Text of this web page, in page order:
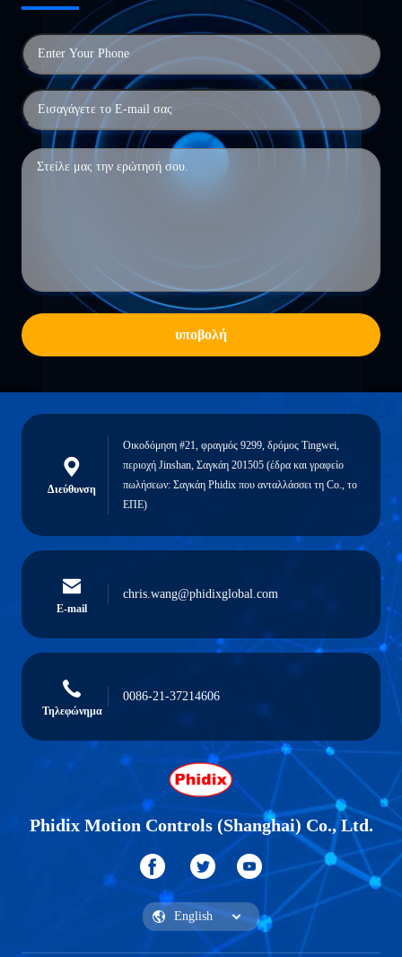
υποβολή
Διεύθυνση
Οικοδόμηση #21, φραγμός 9299, δρόμος Tingwei,
περιοχή Jinshan, Σαγκάη 201505 (έδρα και γραφείο
πωλήσεων: Σαγκάη Phidix που ανταλλάσσει τη Co., το
ΕΠΕ)
E-mail
chris.wang@phidixglobal.com
Τηλεφώνημα
0086-21-37214606
Phidix Motion Controls (Shanghai) Co., Ltd.